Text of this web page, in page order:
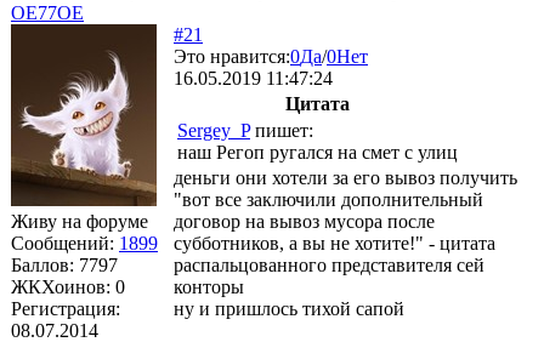
OE77OE
Живу на форуме
Сообщений: 1899
Баллов: 7797
ЖКХоинов: 0
Регистрация:
08.07.2014
#21
Это нравится:0Да/0Нет
16.05.2019 11:47:24
Цитата
Sergey_Pпишет:
наш Регоп ругался на смет с улиц
деньги они хотели за его вывоз получить
"вот все заключили дополнительный
договор на вывоз мусора после
субботников, а вы не хотите!" - цитата
распальцованного представителя сей
конторы
ну и пришлось тихой сапой